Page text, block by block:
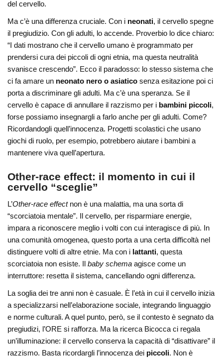
del cervello.
Ma c’è una differenza cruciale. Con i neonati, il cervello spegne
il pregiudizio. Con gli adulti, lo accende. Proverbio lo dice chiaro:
“I dati mostrano che il cervello umano è programmato per
prendersi cura dei piccoli di ogni etnia, ma questa neutralità
svanisce crescendo”. Ecco il paradosso: lo stesso sistema che
ci fa amare un neonato nero o asiatico senza esitazione poi ci
porta a discriminare gli adulti. Ma c’è una speranza. Se il
cervello è capace di annullare il razzismo per i bambini piccoli,
forse possiamo insegnargli a farlo anche per gli adulti. Come?
Ricordandogli quell’innocenza. Progetti scolastici che usano
giochi di ruolo, per esempio, potrebbero aiutare i bambini a
mantenere viva quell’apertura.
Other-race effect: il momento in cui il
cervello “sceglie”
L’Other-race effectnon è una malattia, ma una sorta di
“scorciatoia mentale”. Il cervello, per risparmiare energie,
impara a riconoscere meglio i volti con cui interagisce di più. In
una comunità omogenea, questo porta a una certa difficoltà nel
distinguere volti di altre etnie. Ma con i lattanti, questa
scorciatoia non esiste. Ilbaby schema agisce come un
interruttore: resetta il sistema, cancellando ogni differenza.
La soglia dei tre anni non è casuale. È l’età in cui il cervello inizia
a specializzarsi nell’elaborazione sociale, integrando linguaggio
e norme culturali. A quel punto, però, se il contesto è segnato da
pregiudizi, l’ORE si rafforza. Ma la ricerca Bicocca ci regala
un’illuminazione: il cervello conserva la capacità di “disattivare” il
razzismo. Basta ricordargli l’innocenza dei piccoli. Non è